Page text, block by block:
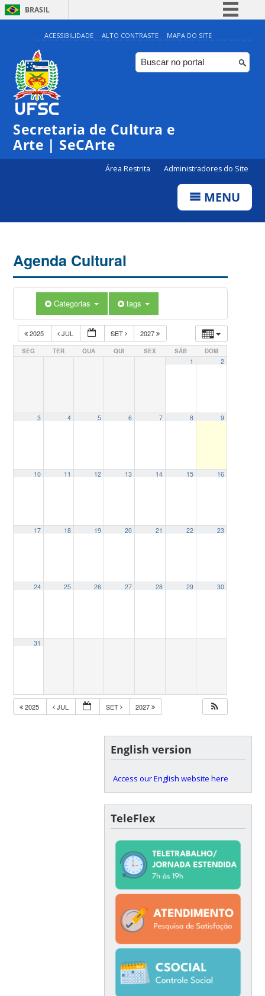
BRASIL
Simplifique!
Comunica BR
Participe
ACESSIBILIDADE ALTO CONTRASTE MAPA DO SITE
Secretaria de Cultura e
Arte | SeCArte
Área Restrita Administradores do Site
MENU
Agenda Cultural
Categorias tags
2025 JUL SET 2027
SEG TER QUA QUI SEX SÁB DOM
1 2
3 4 5 6 7 8 9
10 11 12 13 14 15 16
17 18 19 20 21 22 23
24 25 26 27 28 29 30
31
2025 JUL SET 2027
English version
Access our English website here
TeleFlex